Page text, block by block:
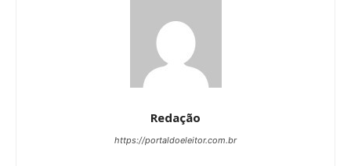
Redação
https://portaldoeleitor.com.br